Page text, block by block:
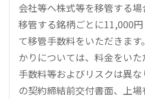
会社等へ株式等を移管する場
移管する銘柄ごとに11,000
て移管手数料をいただきま
かりについては、料金をい
手数料等およびリスクは異
の契約締結前交付書面、上